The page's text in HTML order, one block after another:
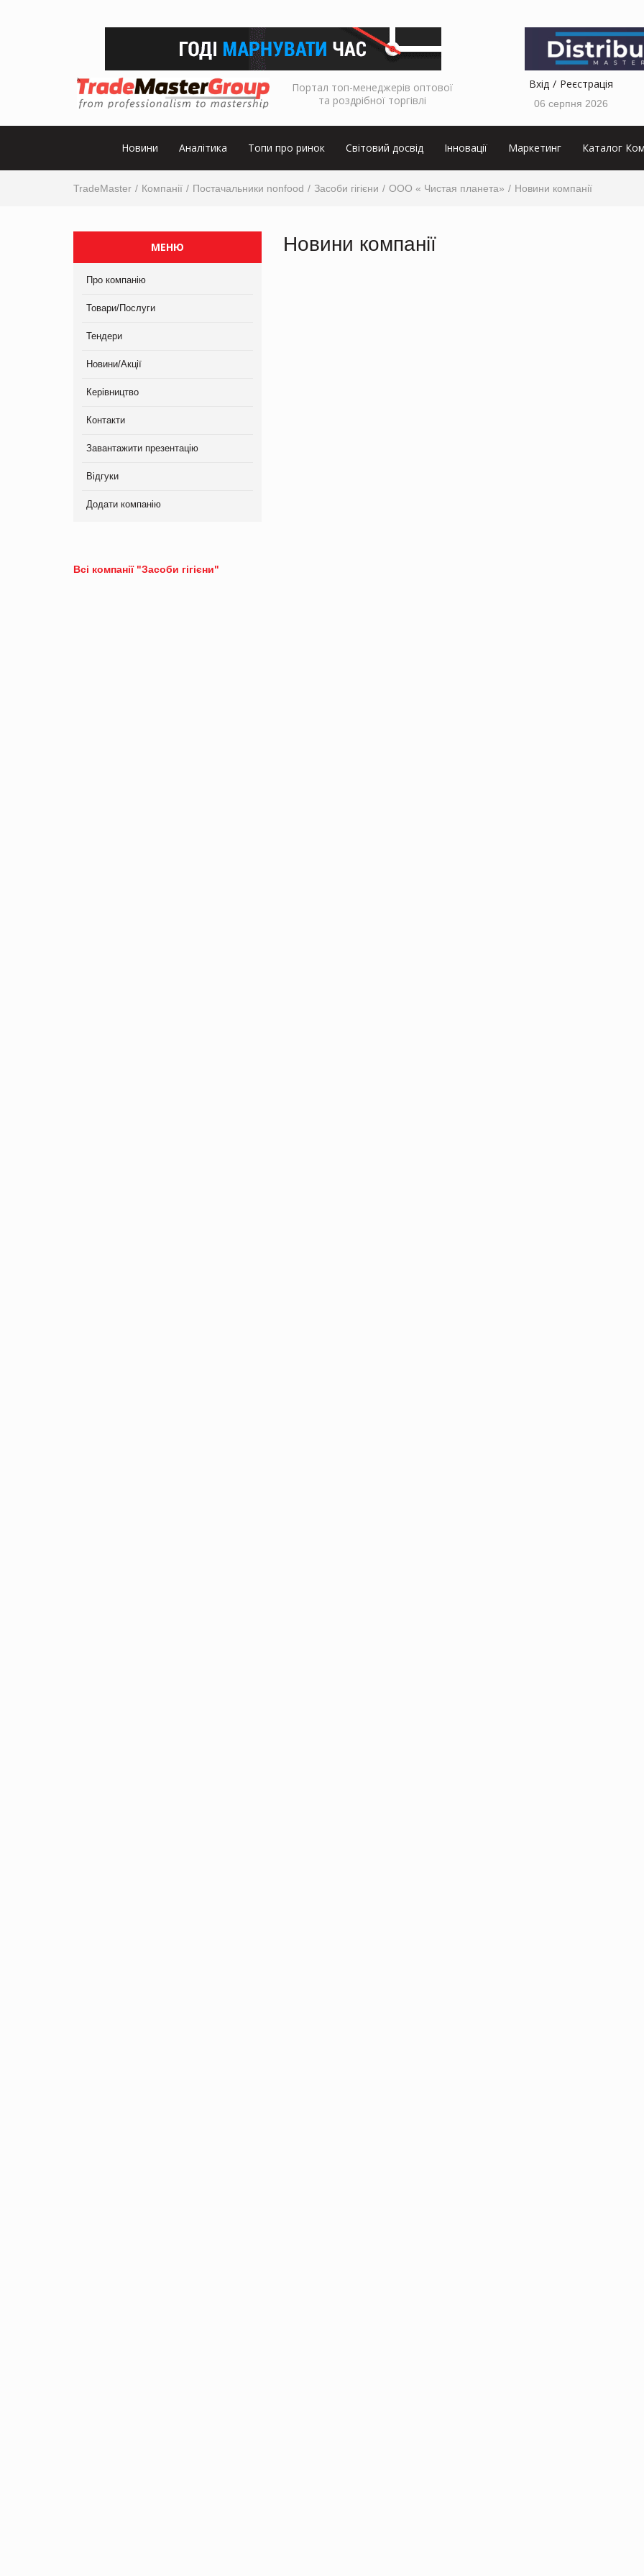
Портал топ-менеджерів оптової
та роздрібної торгівлі
Вхід Реєстрація
06 серпня 2026
Новини Аналітика Топи про ринок Світовий досвід Інновації Маркетинг Каталог
TradeMaster Компанії Постачальники nonfood Засоби гігієни ООО « Чистая планета» Новини компанії
МЕНЮ
Про компанію
Товари/Послуги
Тендери
Новини/Акції
Керівництво
Контакти
Завантажити презентацію
Відгуки
Додати компанію
Новини компанії
Всі компанії "Засоби гігієни"